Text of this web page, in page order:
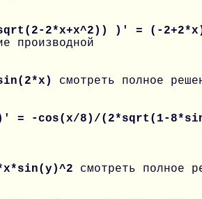
2*x+x^2)) )' = (-
производной
смотреть полное
= -cos(x/8)/(2*sqrt(1-
смотреть полное